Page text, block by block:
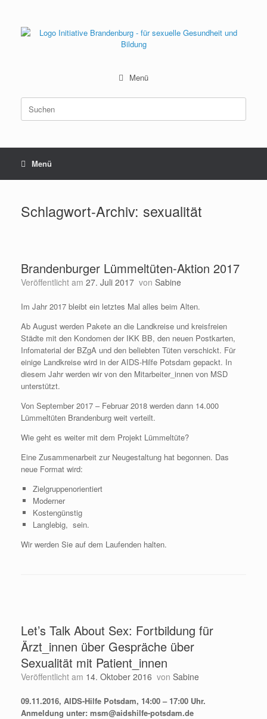
springen
Menü
Suchen
nach:
Menü
Schlagwort-Archiv: sexualität
Brandenburger Lümmeltüten-Aktion 2017
Veröffentlicht am 27. Juli 2017 von Sabine
Im Jahr 2017 bleibt ein letztes Mal alles beim Alten.
Ab August werden Pakete an die Landkreise und kreisfreien
Städte mit den Kondomen der IKK BB, den neuen Postkarten,
Infomaterial der BZgA und den beliebten Tüten verschickt. Für
einige Landkreise wird in der AIDS-Hilfe Potsdam gepackt. In
diesem Jahr werden wir von den Mitarbeiter_innen von MSD
unterstützt.
Von September 2017 – Februar 2018 werden dann 14.000
Lümmeltüten Brandenburg weit verteilt.
Wie geht es weiter mit dem Projekt Lümmeltüte?
Eine Zusammenarbeit zur Neugestaltung hat begonnen. Das
neue Format wird:
Zielgruppenorientiert
Moderner
Kostengünstig
Langlebig, sein.
Wir werden Sie auf dem Laufenden halten.
Let’s Talk About Sex: Fortbildung für
Ärzt_innen über Gespräche über
Sexualität mit Patient_innen
Veröffentlicht am 14. Oktober 2016 von Sabine
09.11.2016, AIDS-Hilfe Potsdam, 14:00 – 17:00 Uhr.
Anmeldung unter: msm@aidshilfe-potsdam.de